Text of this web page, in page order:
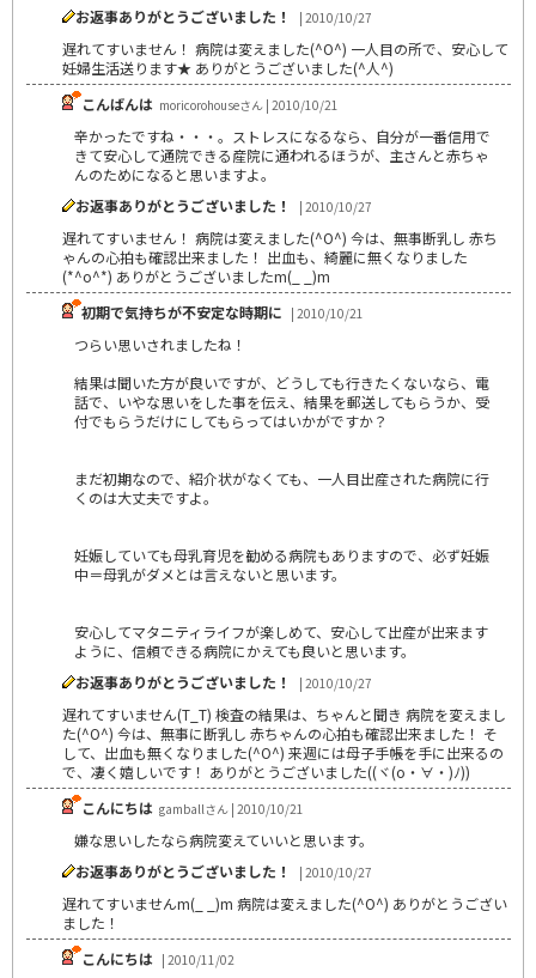
お返事ありがとうございました！
| 2010/10/27
遅れてすいません！ 病院は変えました(^O^) 一人目の所で、安心して
妊婦生活送ります★ ありがとうございました(^人^)
こんばんは moricorohouseさん | 2010/10/21
辛かったですね・・・。ストレスになるなら、自分が一番信用で
きて安心して通院できる産院に通われるほうが、主さんと赤ちゃ
んのためになると思いますよ。
お返事ありがとうございました！
| 2010/10/27
遅れてすいません！ 病院は変えました(^O^) 今は、無事断乳し 赤ち
ゃんの心拍も確認出来ました！ 出血も、綺麗に無くなりました
(*^o^*) ありがとうございましたm(_ _)m
初期で気持ちが不安定な時期に | 2010/10/21
つらい思いされましたね！
結果は聞いた方が良いですが、どうしても行きたくないなら、電
話で、いやな思いをした事を伝え、結果を郵送してもらうか、受
付でもらうだけにしてもらってはいかがですか？
まだ初期なので、紹介状がなくても、一人目出産された病院に行
くのは大丈夫ですよ。
妊娠していても母乳育児を勧める病院もありますので、必ず妊娠
中＝母乳がダメとは言えないと思います。
安心してマタニティライフが楽しめて、安心して出産が出来ます
ように、信頼できる病院にかえても良いと思います。
お返事ありがとうございました！
| 2010/10/27
遅れてすいません(T_T) 検査の結果は、ちゃんと聞き 病院を変えまし
た(^O^) 今は、無事に断乳し 赤ちゃんの心拍も確認出来ました！ そ
して、出血も無くなりました(^O^) 来週には母子手帳を手に出来るの
で、凄く嬉しいです！ ありがとうございました((ヾ(o・∀・)ﾉ))
こんにちは gamballさん | 2010/10/21
嫌な思いしたなら病院変えていいと思います。
お返事ありがとうございました！
| 2010/10/27
遅れてすいませんm(_ _)m 病院は変えました(^O^) ありがとうござい
ました！
こんにちは | 2010/11/02